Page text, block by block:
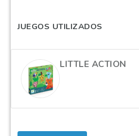
JUEGOS UTILIZADOS
LITTLE ACTION